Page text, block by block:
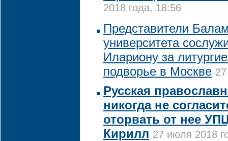
2018 года, 18:56
Представители
университета
Илариону за
подворье в Москве
Русская
никогда не
оторвать от нее
Кирилл 27 июля 2018